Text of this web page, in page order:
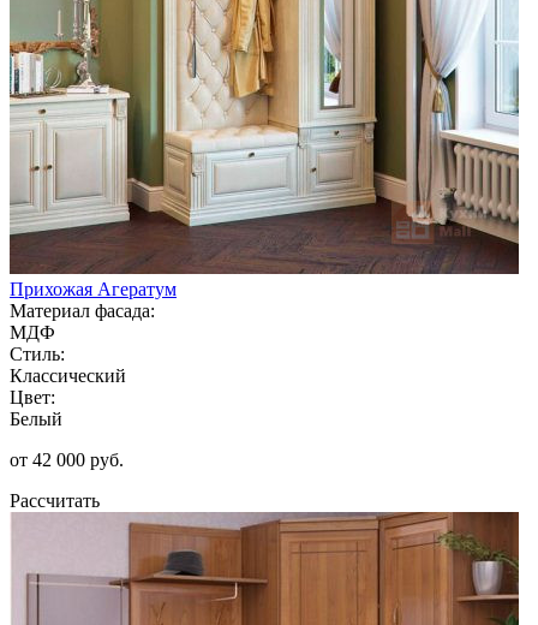
Прихожая Агератум
Материал фасада:
МДФ
Стиль:
Классический
Цвет:
Белый
от 42 000 руб.
Рассчитать